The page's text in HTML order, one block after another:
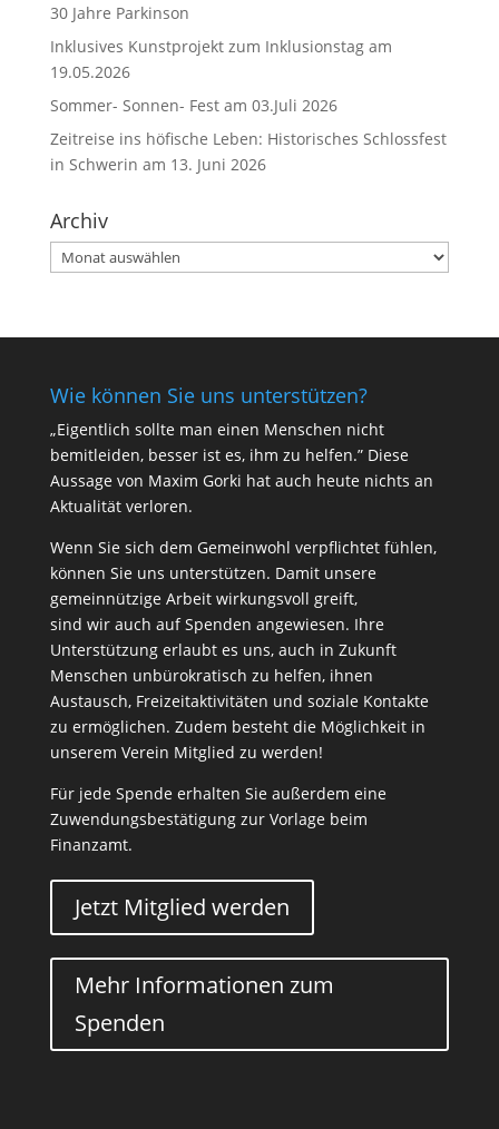
30 Jahre Parkinson
Inklusives Kunstprojekt zum Inklusionstag am
19.05.2026
Sommer- Sonnen- Fest am 03.Juli 2026
Zeitreise ins höfische Leben: Historisches Schlossfest
in Schwerin am 13. Juni 2026
Archiv
Archiv
Wie können Sie uns unterstützen?
„Eigentlich sollte man einen Menschen nicht
bemitleiden, besser ist es, ihm zu helfen.” Diese
Aussage von Maxim Gorki hat auch heute nichts an
Aktualität verloren.
Wenn Sie sich dem Gemeinwohl verpflichtet fühlen,
können Sie uns unterstützen. Damit unsere
gemeinnützige Arbeit wirkungsvoll greift,
sind wir auch auf Spenden angewiesen. Ihre
Unterstützung erlaubt es uns, auch in Zukunft
Menschen unbürokratisch zu helfen, ihnen
Austausch, Freizeitaktivitäten und soziale Kontakte
zu ermöglichen. Zudem besteht die Möglichkeit in
unserem Verein Mitglied zu werden!
Für jede Spende erhalten Sie außerdem eine
Zuwendungsbestätigung zur Vorlage beim
Finanzamt.
Jetzt Mitglied werden
Mehr Informationen zum
Spenden